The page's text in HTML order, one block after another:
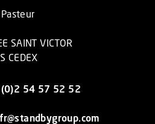
SAINT VICTOR
CEDEX
54 57 52 52